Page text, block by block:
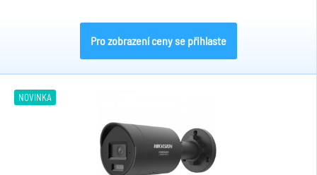
Pro zobrazení ceny se přihlaste
NOVINKA